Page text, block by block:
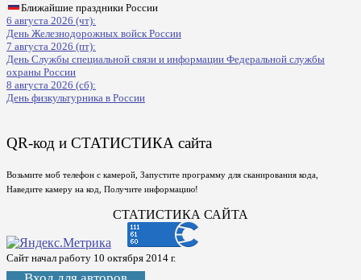
Ближайшие праздники России
6 августа 2026 (чт):
День Железнодорожных войск России
7 августа 2026 (пт):
День Службы специальной связи и информации Федеральной службы
охраны России
8 августа 2026 (сб):
День физкультурника в России
QR-код и СТАТИСТИКА сайта
Возьмите моб телефон с камерой, Запустите программу для сканирования кода,
Наведите камеру на код, Получите информацию!
СТАТИСТИКА САЙТА
Сайт начал работу 10 октября 2014 г.